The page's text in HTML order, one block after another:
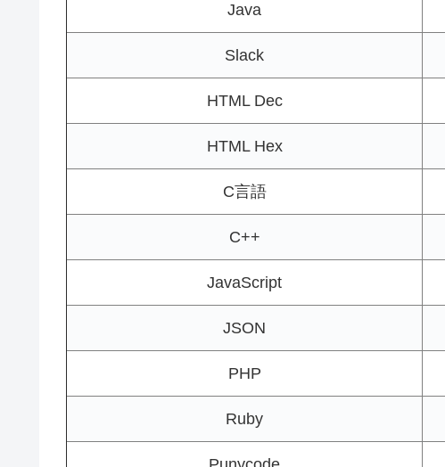
Java
Slack
HTML Dec
HTML Hex
C言語
C++
JavaScript
JSON
PHP
Ruby